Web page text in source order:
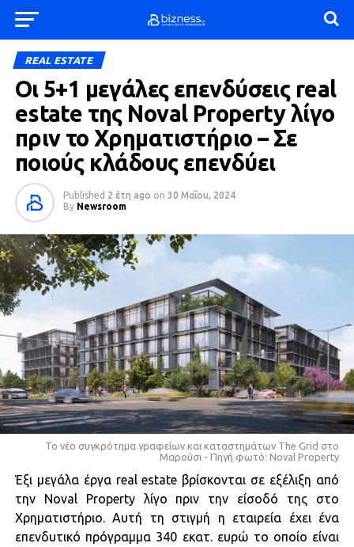
REAL ESTATE
Οι 5+1 μεγάλες επενδύσεις real
estate της Noval Property λίγο
πριν το Χρηματιστήριο – Σε
ποιούς κλάδους επενδύει
Published 2 έτη ago on 30 Μαΐου, 2024
By Newsroom
Το νέο συγκρότημα γραφείων και καταστημάτων The Grid στο
Μαρούσι - Πηγή φωτό: Noval Property
Έξι μεγάλα έργα real estate βρίσκονται σε εξέλιξη από
την Noval Property λίγο πριν την είσοδό της στο
Χρηματιστήριο. Αυτή τη στιγμή η εταιρεία έχει ένα
επενδυτικό πρόγραμμα 340 εκατ. ευρώ το οποίο είναι